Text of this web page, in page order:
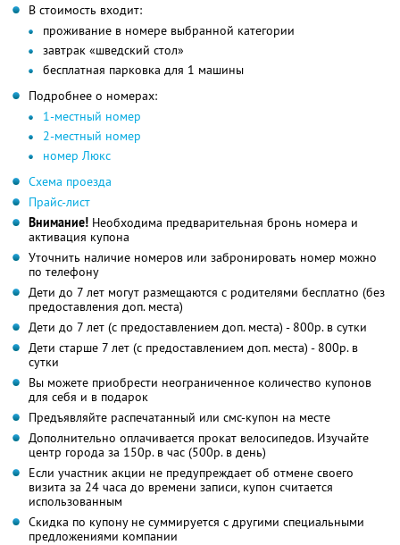
В стоимость входит:
проживание в номере выбранной категории
завтрак «шведский стол»
бесплатная парковка для 1 машины
Подробнее о номерах:
1-местный номер
2-местный номер
номер Люкс
Схема проезда
Прайс-лист
Внимание! Необходима предварительная бронь номера и
активация купона
Уточнить наличие номеров или забронировать номер можно
по телефону
Дети до 7 лет могут размещаются с родителями бесплатно (без
предоставления доп. места)
Дети до 7 лет (с предоставлением доп. места) - 800р. в сутки
Дети старше 7 лет (с предоставлением доп. места) - 800р. в
сутки
Вы можете приобрести неограниченное количество купонов
для себя и в подарок
Предъявляйте распечатанный или смс-купон на месте
Дополнительно оплачивается прокат велосипедов. Изучайте
центр города за 150р. в час (500р. в день)
Если участник акции не предупреждает об отмене своего
визита за 24 часа до времени записи, купон считается
использованным
Скидка по купону не суммируется с другими специальными
предложениями компании